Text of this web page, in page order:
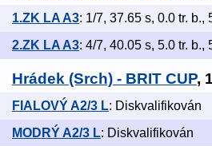
1.ZK LA A3: 1/7, 37.65 s, 0.0 tr. b.,
2.ZK LA A3: 4/7, 40.05 s, 5.0 tr. b.,
Hrádek (Srch) - BRIT CUP,
FIALOVÝ A2/3 L: Diskvalifikován
MODRÝ A2/3 L: Diskvalifikován